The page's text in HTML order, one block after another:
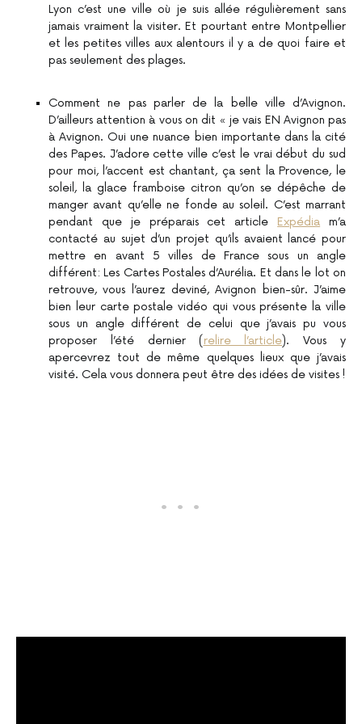
Lyon c’est une ville où je suis allée régulièrement sans
jamais vraiment la visiter. Et pourtant entre Montpellier
et les petites villes aux alentours il y a de quoi faire et
pas seulement des plages.
Comment ne pas parler de la belle ville d’Avignon.
D’ailleurs attention à vous on dit « je vais EN Avignon pas
à Avignon. Oui une nuance bien importante dans la cité
des Papes. J’adore cette ville c’est le vrai début du sud
pour moi, l’accent est chantant, ça sent la Provence, le
soleil, la glace framboise citron qu’on se dépêche de
manger avant qu’elle ne fonde au soleil. C’est marrant
pendant que je préparais cet article Expédia m’a
contacté au sujet d’un projet qu’ils avaient lancé pour
mettre en avant 5 villes de France sous un angle
différent: Les Cartes Postales d’Aurélia. Et dans le lot on
retrouve, vous l’aurez deviné, Avignon bien-sûr. J’aime
bien leur carte postale vidéo qui vous présente la ville
sous un angle différent de celui que j’avais pu vous
proposer l’été dernier ( relire l’article). Vous y
apercevrez tout de même quelques lieux que j’avais
visité. Cela vous donnera peut être des idées de visites !